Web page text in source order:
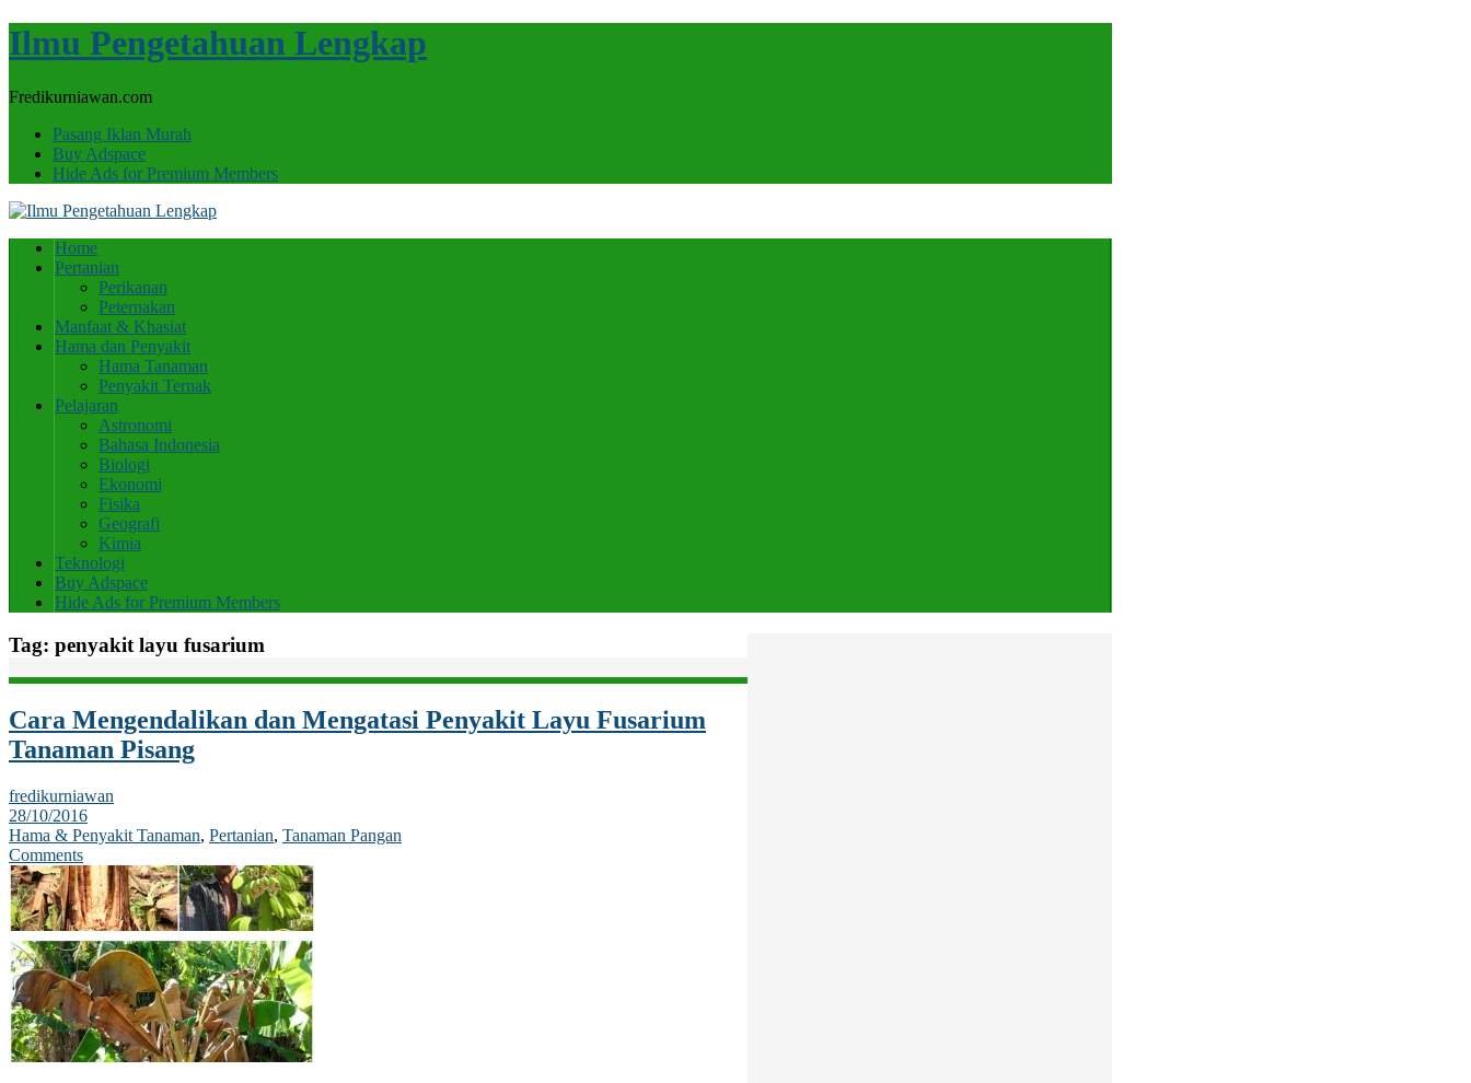
Ilmu Pengetahuan Lengkap
Fredikurniawan.com
Pasang Iklan Murah
Buy Adspace
Hide Ads for Premium Members
Home
Pertanian
Perikanan
Peternakan
Manfaat & Khasiat
Hama dan Penyakit
Hama Tanaman
Penyakit Ternak
Pelajaran
Astronomi
Bahasa Indonesia
Biologi
Ekonomi
Fisika
Geografi
Kimia
Teknologi
Buy Adspace
Hide Ads for Premium Members
Tag: penyakit layu fusarium
Cara Mengendalikan dan Mengatasi Penyakit Layu Fusarium
Tanaman Pisang
fredikurniawan
28/10/2016
Hama & Penyakit Tanaman, Pertanian, Tanaman Pangan
Comments